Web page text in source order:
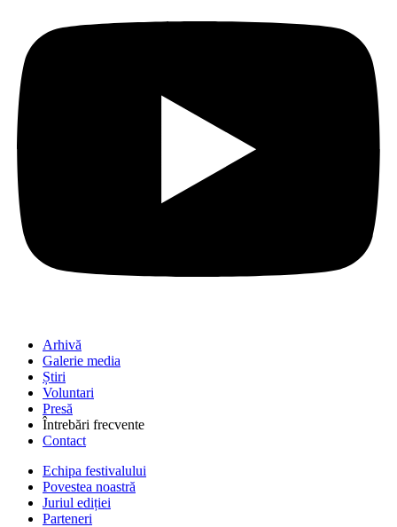
Arhivă
Galerie media
Știri
Voluntari
Presă
Întrebări frecvente
Contact
Echipa festivalului
Povestea noastră
Juriul ediției
Parteneri